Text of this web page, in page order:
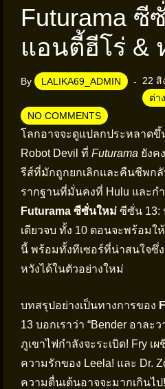
Futurama ซี
แอนตี้ฮีโร่ &
By LALIKA69_ADMIN
22 สิ
ต่า
NO COMMENTS
โลกอาจจะดูแปลกประหลาด
Robot Devil ที่ Futurama ยังค
รีส์ที่มักถูกยกเลิกและคืนชีพกลั
รากฐานที่มั่นคงที่ Hulu และก
Futurama ซีซั่นใหม่ ซีซั่น 13:
เดียวจบ ทั้ง 10 ตอนจะพร้อม
นี้ พร้อมทั้งทีเซอร์ที่น่าสนใจซึ่
หวังได้ในตัวอย่างใหม่
บทสรุปอย่างเป็นทางการของ
13 บอกเราว่า “Bender อาละ
ภูเขาไฟกำลังจะระเบิด! Fry
ความรักของ Leela! และ Dr.
ความตื่นเต้นอาจจะมากเกินไ